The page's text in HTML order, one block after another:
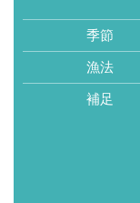
季節
漁法
補足